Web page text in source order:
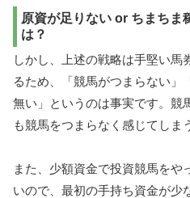
原資が足りない or ちまちま
は？
しかし、上述の戦略は手堅い馬
るため、「競馬がつまらない」
無い」というのは事実です。競
も競馬をつまらなく感じてしま
また、少額資金で投資競馬をや
いので、最初の手持ち資金が少